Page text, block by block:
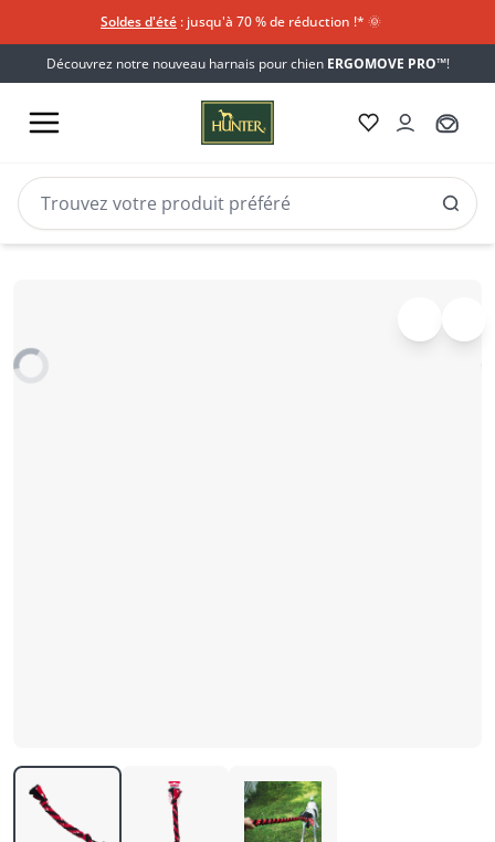
Soldes d'été : jusqu'à 70 % de réduction !*​ 🌞
Découvrez notre nouveau harnais pour chien ERGOMOVE PRO™!